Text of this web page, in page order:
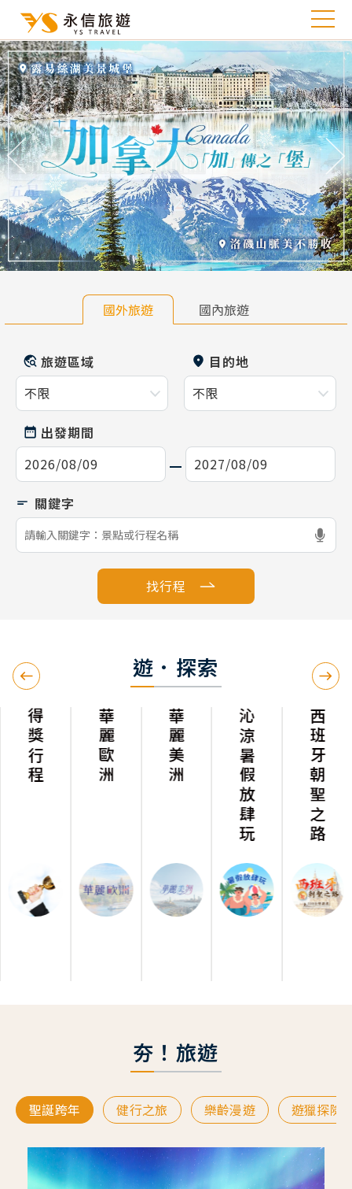
往前 往
國外旅遊 國內旅遊
旅遊區域 目的地
出發期間
找行程
遊．探索
得獎行程 華麗歐洲 華麗美洲 沁涼暑假放肆玩 西班牙朝聖之路
夯！旅遊
聖誕跨年 健行之旅 樂齡漫遊 遊獵探險